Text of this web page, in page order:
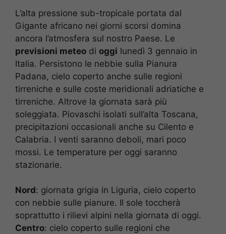
L’alta pressione sub-tropicale portata dal
Gigante africano nei giorni scorsi domina
ancora l’atmosfera sul nostro Paese. Le
previsioni meteo di oggi lunedì 3 gennaio in
Italia. Persistono le nebbie sulla Pianura
Padana, cielo coperto anche sulle regioni
tirreniche e sulle coste meridionali adriatiche e
tirreniche. Altrove la giornata sarà più
soleggiata. Piovaschi isolati sull’alta Toscana,
precipitazioni occasionali anche su Cilento e
Calabria. I venti saranno deboli, mari poco
mossi. Le temperature per oggi saranno
stazionarie.
Nord: giornata grigia in Liguria, cielo coperto
con nebbie sulle pianure. Il sole toccherà
soprattutto i rilievi alpini nella giornata di oggi.
Centro: cielo coperto sulle regioni che